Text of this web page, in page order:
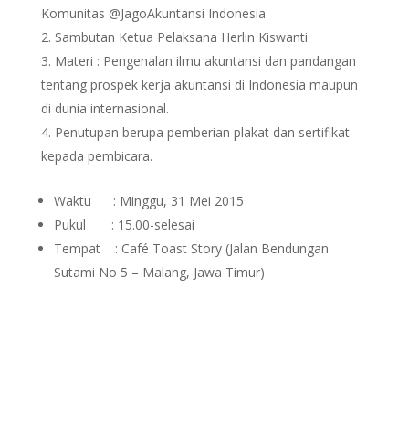
Komunitas @JagoAkuntansi Indonesia
Sambutan Ketua Pelaksana Herlin Kiswanti
Materi : Pengenalan ilmu akuntansi dan pandangan
tentang prospek kerja akuntansi di Indonesia maupun
di dunia internasional.
Penutupan berupa pemberian plakat dan sertifikat
kepada pembicara.
Waktu : Minggu, 31 Mei 2015
Pukul : 15.00-selesai
Tempat : Café Toast Story (Jalan Bendungan
Sutami No 5 – Malang, Jawa Timur)